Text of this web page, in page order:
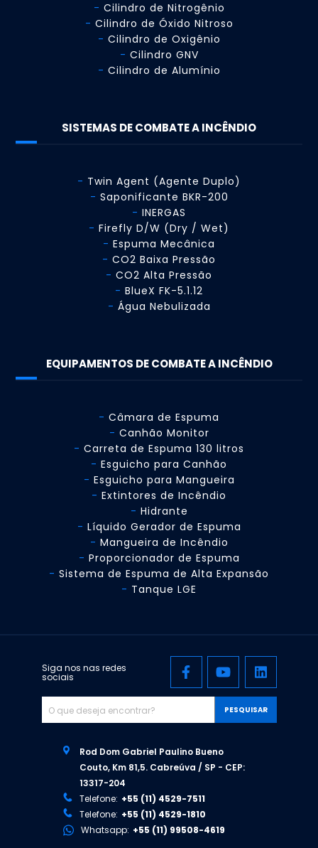
Cilindro de Nitrogênio
Cilindro de Óxido Nitroso
Cilindro de Oxigênio
Cilindro GNV
Cilindro de Alumínio
SISTEMAS DE COMBATE A INCÊNDIO
Twin Agent (Agente Duplo)
Saponificante BKR-200
INERGAS
Firefly D/W (Dry / Wet)
Espuma Mecânica
CO2 Baixa Pressão
CO2 Alta Pressão
BlueX FK-5.1.12
Água Nebulizada
EQUIPAMENTOS DE COMBATE A INCÊNDIO
Câmara de Espuma
Canhão Monitor
Carreta de Espuma 130 litros
Esguicho para Canhão
Esguicho para Mangueira
Extintores de Incêndio
Hidrante
Líquido Gerador de Espuma
Mangueira de Incêndio
Proporcionador de Espuma
Sistema de Espuma de Alta Expansão
Tanque LGE
Siga nos nas redes
sociais
PESQUISAR
Rod Dom Gabriel Paulino Bueno
Couto, Km 81,5. Cabreúva / SP - CEP:
13317-204
Telefone: +55 (11) 4529-7511
Telefone: +55 (11) 4529-1810
Whatsapp: +55 (11) 99508-4619